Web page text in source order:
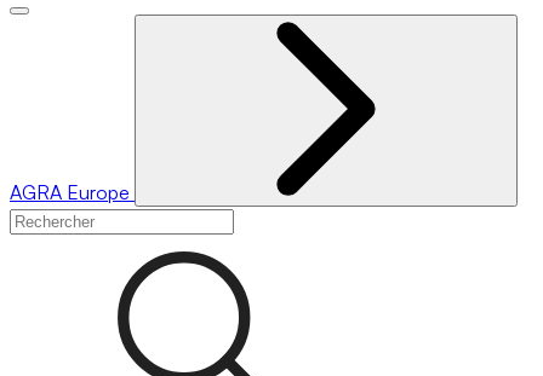
AGRA Europe